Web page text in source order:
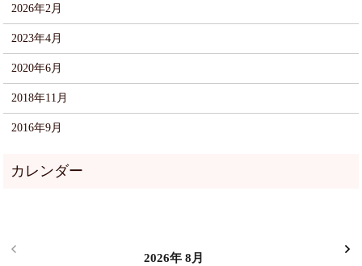
2026年2月
2023年4月
2020年6月
2018年11月
2016年9月
2026年 8月